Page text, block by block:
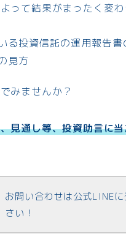
って結果がまったく変わ
る投資信託の運用報告書
見方
みませんか？
見通し等、投資助言に
お問い合わせは公式LINE
さい！